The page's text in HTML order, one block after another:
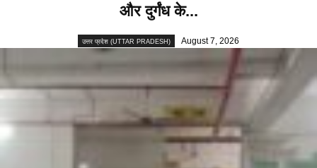
और दुर्गंध के...
उत्तर प्रदेश (UTTAR PRADESH) August 7, 2026